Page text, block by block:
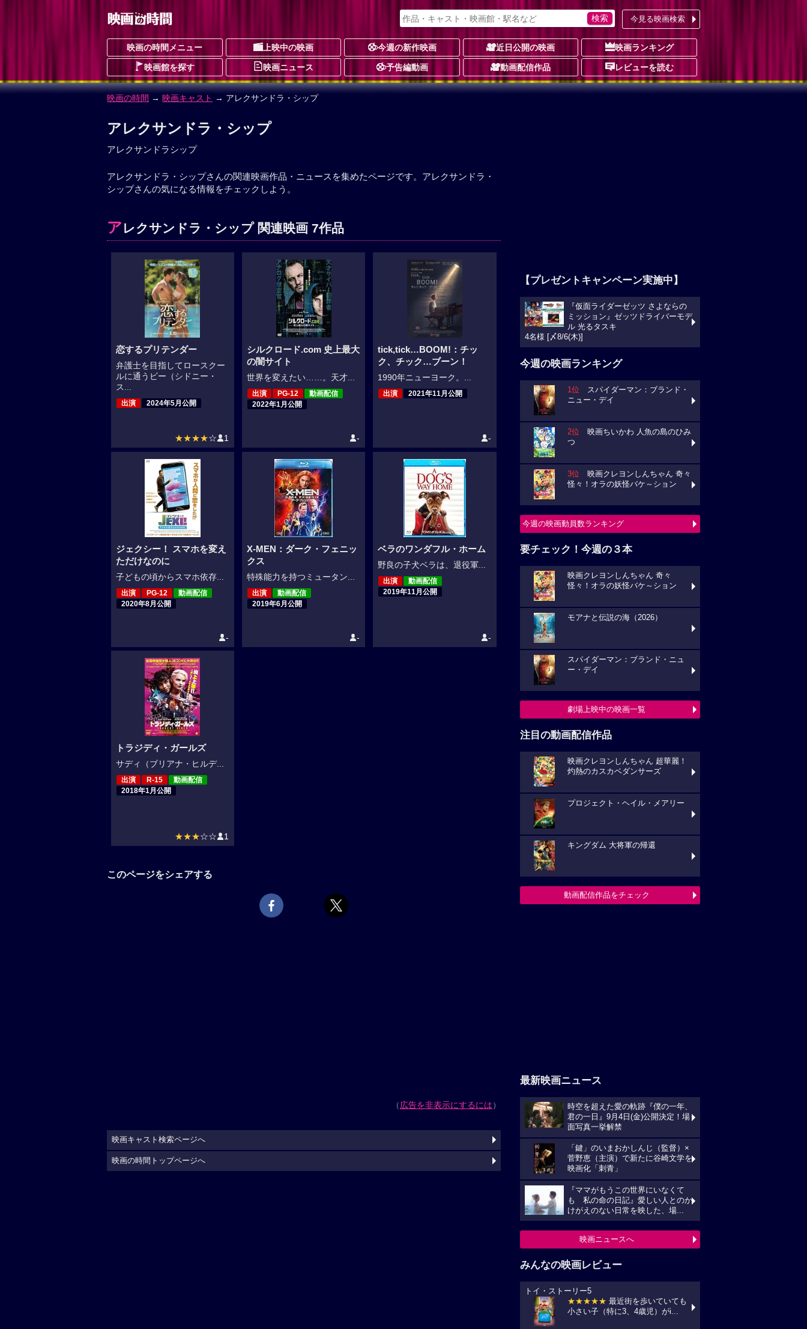
今見る映画検索
映画の時間メニュー 上映中の映画 今週の新作映画 近日公開の映画 映画ランキング
映画館を探す 映画ニュース 予告編動画 動画配信作品 レビューを読む
映画の時間 → 映画キャスト → アレクサンドラ・シップ
アレクサンドラ・シップ
アレクサンドラシップ
アレクサンドラ・シップさんの関連映画作品・ニュースを集めたページです。アレクサンドラ・
シップさんの気になる情報をチェックしよう。
アレクサンドラ・シップ 関連映画 7作品
恋するプリテンダー
弁護士を目指してロースクー
ルに通うビー（シドニー・
ス...
出演 2024年5月公開
★★★★☆ 1
シルクロード.com 史上最大
の闇サイト
世界を変えたい……。天才...
出演 PG-12
動画配信
2022年1月公開
-
tick,tick…BOOM!：チッ
ク、チック…ブーン！
1990年ニューヨーク。...
出演 2021年11月公開
-
ジェクシー！ スマホを変え
ただけなのに
子どもの頃からスマホ依存...
出演 PG-12
動画配信
2020年8月公開
-
X-MEN：ダーク・フェニッ
クス
特殊能力を持つミュータン...
出演
動画配信
2019年6月公開
-
ベラのワンダフル・ホーム
野良の子犬ベラは、退役軍...
出演
動画配信
2019年11月公開
-
トラジディ・ガールズ
サディ（ブリアナ・ヒルデ...
出演 R-15
動画配信
2018年1月公開
★★★☆☆ 1
このページをシェアする
（広告を非表示にするには）
【プレゼントキャンペーン実施中】
『仮面ライダーゼッツ さよならの
ミッション』ゼッツドライバーモデ
ル 光るタスキ
4名様 [〆8/6(木)]
今週の映画ランキング
1位 スパイダーマン：ブランド・
ニュー・デイ
2位 映画ちいかわ 人魚の島のひみ
つ
3位 映画クレヨンしんちゃん 奇々
怪々！オラの妖怪バケ～ション
今週の映画動員数ランキング
要チェック！今週の３本
映画クレヨンしんちゃん 奇々
怪々！オラの妖怪バケ～ション
モアナと伝説の海（2026）
スパイダーマン：ブランド・ニュ
ー・デイ
劇場上映中の映画一覧
注目の動画配信作品
映画クレヨンしんちゃん 超華麗！
灼熱のカスカベダンサーズ
プロジェクト・ヘイル・メアリー
キングダム 大将軍の帰還
動画配信作品をチェック
最新映画ニュース
時空を超えた愛の軌跡『僕の一年、
君の一日』9月4日(金)公開決定！場
面写真一挙解禁
「鍵」のいまおかしんじ（監督）×
菅野恵（主演）で新たに谷崎文学を
映画化「刺青」
『ママがもうこの世界にいなくて
も 私の命の日記』愛しい人とのか
けがえのない日常を映した、場...
映画ニュースへ
みんなの映画レビュー
トイ・ストーリー5
★★★★★ 最近街を歩いていても
小さい子（特に3、4歳児）がi...
映画キャスト検索ページへ
映画の時間トップページへ